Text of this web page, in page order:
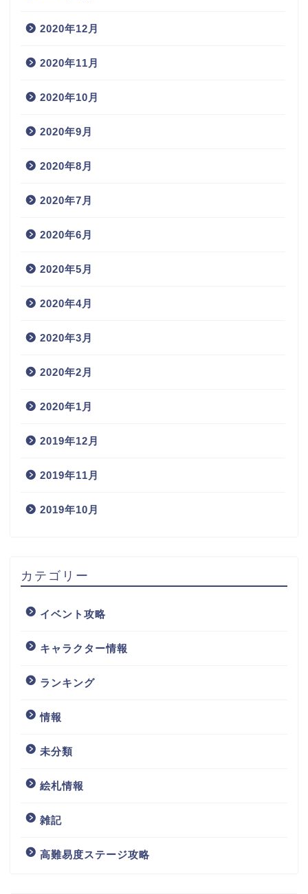
2020年12月
2020年11月
2020年10月
2020年9月
2020年8月
2020年7月
2020年6月
2020年5月
2020年4月
2020年3月
2020年2月
2020年1月
2019年12月
2019年11月
2019年10月
カテゴリー
イベント攻略
キャラクター情報
ランキング
情報
未分類
絵札情報
雑記
高難易度ステージ攻略